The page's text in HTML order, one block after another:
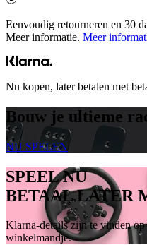
Eenvoudig retourneren en 30
Meer informatie. Meer
Nu kopen, later betalen met
Bouw je ultieme
NU SPELEN
SPEEL NU
BETAAL LATER
Klarna-details zijn te vinden
winkelmandje.